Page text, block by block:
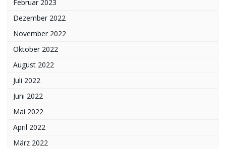
Februar 2023
Dezember 2022
November 2022
Oktober 2022
August 2022
Juli 2022
Juni 2022
Mai 2022
April 2022
März 2022